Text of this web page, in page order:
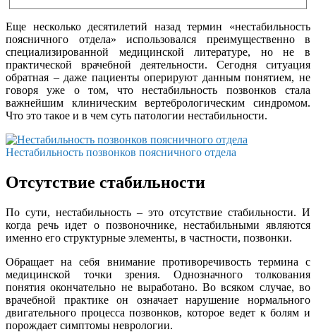
Еще несколько десятилетий назад термин «нестабильность
поясничного отдела» использовался преимущественно в
специализированной медицинской литературе, но не в
практической врачебной деятельности. Сегодня ситуация
обратная – даже пациенты оперируют данным понятием, не
говоря уже о том, что нестабильность позвонков стала
важнейшим клиническим вертебрологическим синдромом.
Что это такое и в чем суть патологии нестабильности.
Нестабильность позвонков поясничного отдела
Отсутствие стабильности
По сути, нестабильность – это отсутствие стабильности. И
когда речь идет о позвоночнике, нестабильными являются
именно его структурные элементы, в частности, позвонки.
Обращает на себя внимание противоречивость термина с
медицинской точки зрения. Однозначного толкования
понятия окончательно не выработано. Во всяком случае, во
врачебной практике он означает нарушение нормального
двигательного процесса позвонков, которое ведет к болям и
порождает симптомы неврологии.